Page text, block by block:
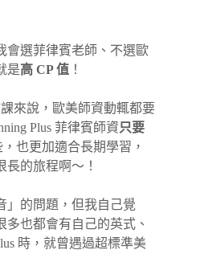
會選菲律賓老師、不選歐
是高 CP 值 ！
來說，歐美師資動輒都要
Plus 菲律賓師資只要
也更加適合長期學習，
的旅程啊～！
」的問題，但我自己覺
也都會有自己的英式、
時，就曾遇過超標準美